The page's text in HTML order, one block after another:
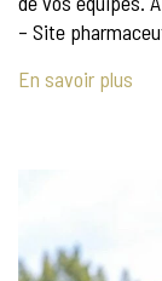
– Site
En savoir plus